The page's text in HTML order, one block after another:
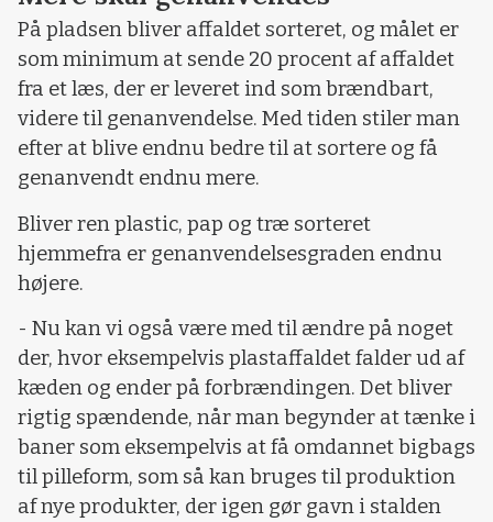
På pladsen bliver affaldet sorteret, og målet er
som minimum at sende 20 procent af affaldet
fra et læs, der er leveret ind som brændbart,
videre til genanvendelse. Med tiden stiler man
efter at blive endnu bedre til at sortere og få
genanvendt endnu mere.
Bliver ren plastic, pap og træ sorteret
hjemmefra er genanvendelsesgraden endnu
højere.
- Nu kan vi også være med til ændre på noget
der, hvor eksempelvis plastaffaldet falder ud af
kæden og ender på forbrændingen. Det bliver
rigtig spændende, når man begynder at tænke i
baner som eksempelvis at få omdannet bigbags
til pilleform, som så kan bruges til produktion
af nye produkter, der igen gør gavn i stalden